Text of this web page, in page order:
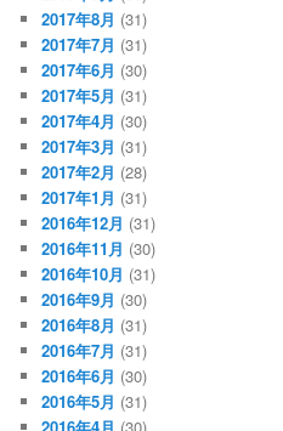
2017年8月 (31)
2017年7月 (31)
2017年6月 (30)
2017年5月 (31)
2017年4月 (30)
2017年3月 (31)
2017年2月 (28)
2017年1月 (31)
2016年12月 (31)
2016年11月 (30)
2016年10月 (31)
2016年9月 (30)
2016年8月 (31)
2016年7月 (31)
2016年6月 (30)
2016年5月 (31)